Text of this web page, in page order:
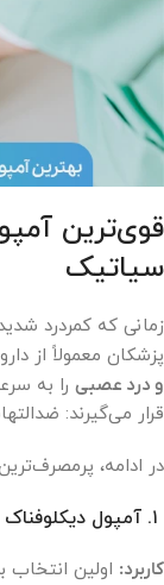
قوی‌ترین
سیاتیک
زمانی که کمردرد
پزشکان معمولاً از
و درد عصبی را به
قرار می‌گیرند:
در ادامه،
کاربرد: اولین